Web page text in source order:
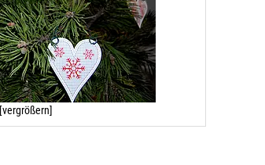
[vergrößern]